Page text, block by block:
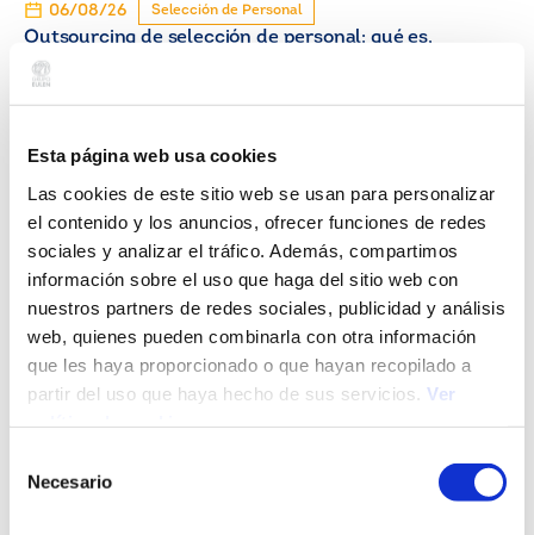
Esta página web usa cookies
Las cookies de este sitio web se usan para personalizar
el contenido y los anuncios, ofrecer funciones de redes
sociales y analizar el tráfico. Además, compartimos
información sobre el uso que haga del sitio web con
nuestros partners de redes sociales, publicidad y análisis
web, quienes pueden combinarla con otra información
que les haya proporcionado o que hayan recopilado a
partir del uso que haya hecho de sus servicios. Ver
Necesario
06/08/26 Selección de Personal
Outsourcing de selección de personal: qué es,
cómo funciona y cuándo contratarlo
29/07/26 Selección de Personal
Proceso de selección de personal: qué es, etapas y